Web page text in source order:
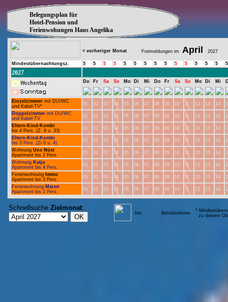
Belegungsplan für
Hotel-Pension und
Ferienwohungen Haus Angelika
< vorheriger Monat Freimeldungen im April 2027
Mindestübernachtungsz. 5 5 5 5 5 5 5 5 5 5 5 5 5 5 5
2027
Do Fr Sa So Mo Di Mi Do Fr Sa So Mo Di Mi
Einzelzimmer mit DU/WC
und Kabel-TV*
01 02 03 04 05 06 07 08 09 10 11 12 13 14
Doppelzimmer mit DU/WC
und Kabel-TV
01 02 03 04 05 06 07 08 09 10 11 12 13 14
Eltern-Kind-Kombi
bis 4 Pers. (Z. 6 u. 33)
01 02 03 04 05 06 07 08 09 10 11 12 13 14
Eltern-Kind-Kombi
bis 3 Pers. (Zi 8 u. 4)
01 02 03 04 05 06 07 08 09 10 11 12 13 14
Wohnung Uns Nüst
Apartment bis 2 Pers.
01 02 03 04 05 06 07 08 09 10 11 12 13 14
Wohnung Katja
Apartment bis 4 Pers.
01 02 03 04 05 06 07 08 09 10 11 12 13 14
Ferienwohnung Immo
Apartment bis 3 Pers.
01 02 03 04 05 06 07 08 09 10 11 12 13 14
Ferienwohnung Maren
Apartment bis 2 Pers.
01 02 03 04 05 06 07 08 09 10 11 12 13 14
Schnellsuche Zielmonat:
frei Betriebsferien
*
zu diesem